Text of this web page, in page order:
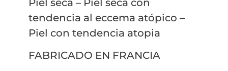
tendencia al eccema atópico –
Piel con tendencia atopia
FABRICADO EN FRANCIA